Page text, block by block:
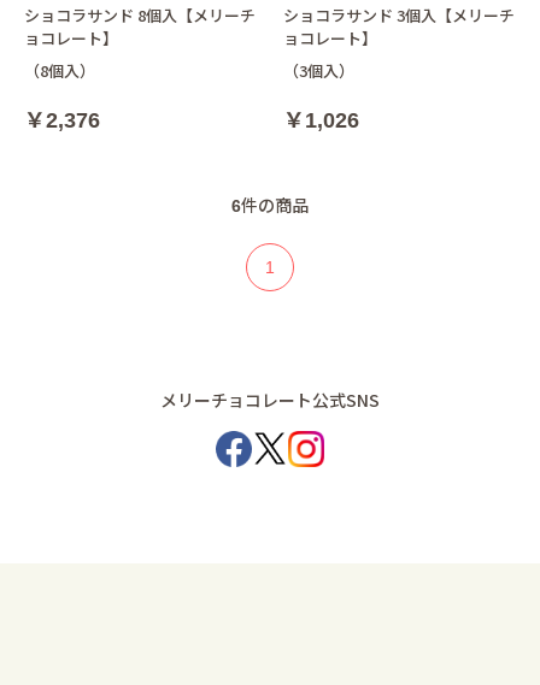
ショコラサンド 8個入【メリーチ
ョコレート】
（8個入）
￥2,376
ショコラサンド 3個入【メリーチ
ョコレート】
（3個入）
￥1,026
6件の商品
1
メリーチョコレート公式SNS